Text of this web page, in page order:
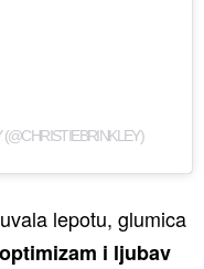
lepotu, glumica
i ljubav